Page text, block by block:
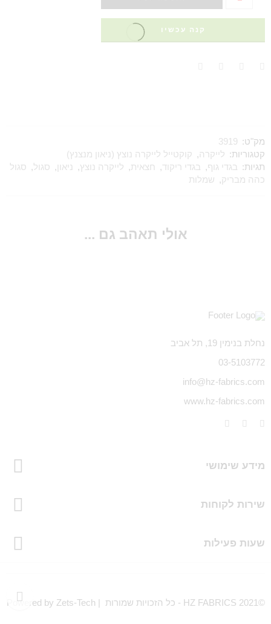
קנה עכשיו
מק"ט: 3919
קטגוריות: לייקרה, קוקטייל לייקרה נוצץ (ניאון מנצנץ)
תגיות:
בגדי גוף, בגדי ריקוד, חצאית, לייקרה נוצץ, ניאון , סגול, סגול
כהה מבריק, שמלות
אולי תאהב גם ...
נחלת בנימין 19, תל אביב
03-5103772
info@hz-fabrics.com
www.hz-fabrics.com
מידע שימושי
שירות לקוחות
שעות פעילות
©HZ FABRICS 2021 - כל הזכויות שמורות | Powered by Zets-Tech